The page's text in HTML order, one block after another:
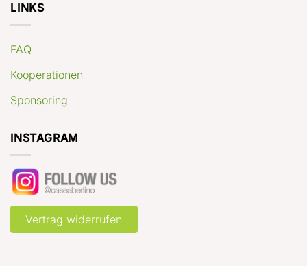
LINKS
FAQ
Kooperationen
Sponsoring
INSTAGRAM
Vertrag widerrufen